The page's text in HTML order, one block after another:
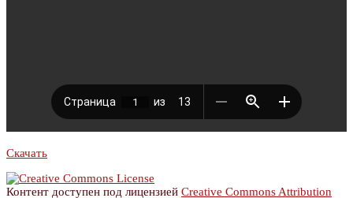
Скачать
Контент доступен под лицензией Creative Commons Attribution